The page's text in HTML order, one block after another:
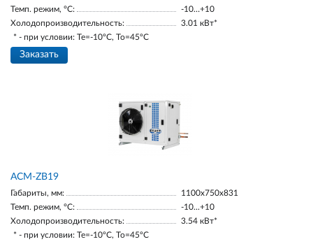
Темп. режим, °С:
-10…+10
Холодопроизводительность:
3.01 кВт*
* - при условии: Te=-10ºC, To=45ºC
Заказать
ACM-ZB19
Габариты, мм:
1100х750х831
Темп. режим, °С:
-10...+10
Холодопроизводительность:
3.54 кВт*
* - при условии: Te=-10ºC, To=45ºC